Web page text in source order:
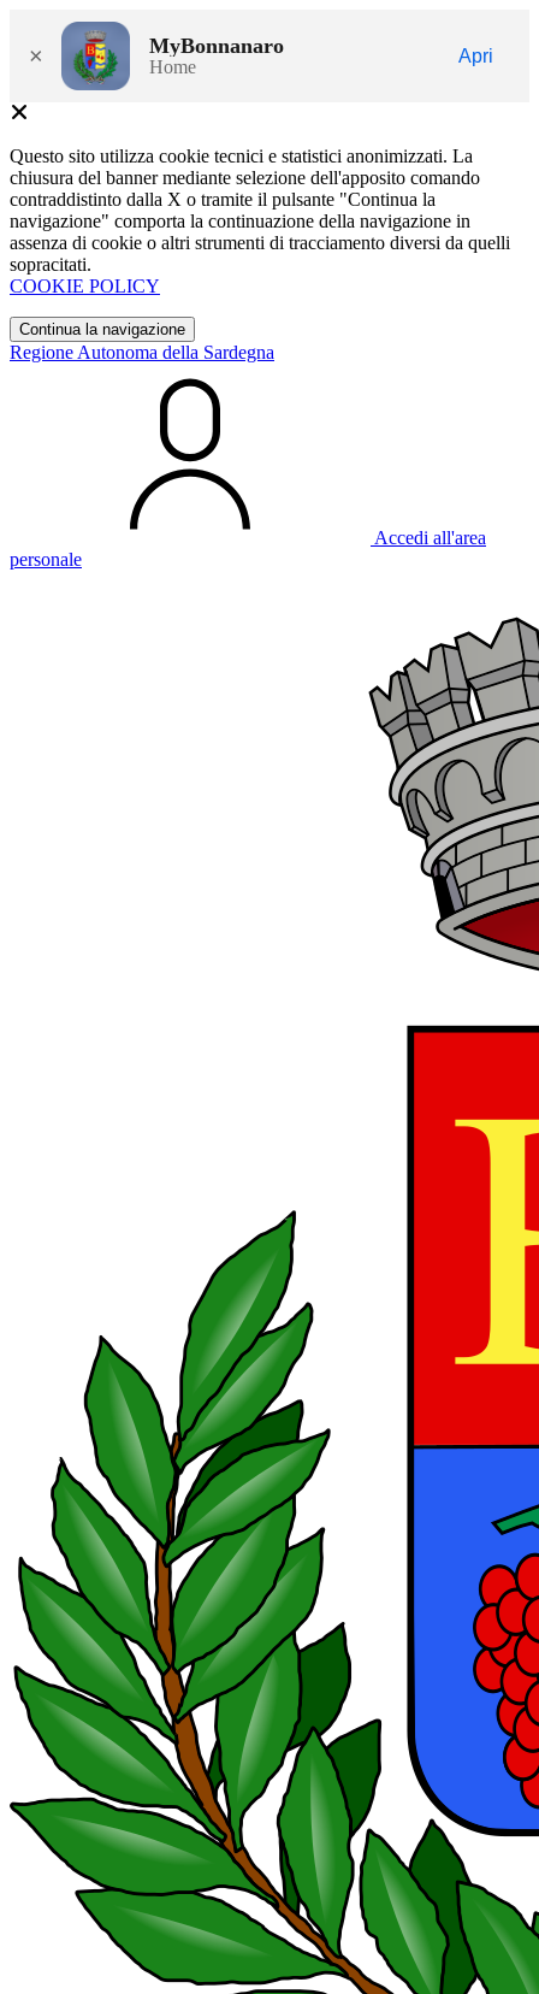
× MyBonnanaro
Home
Apri
Questo sito utilizza cookie tecnici e statistici anonimizzati. La
chiusura del banner mediante selezione dell'apposito comando
contraddistinto dalla X o tramite il pulsante "Continua la
navigazione" comporta la continuazione della navigazione in
assenza di cookie o altri strumenti di tracciamento diversi da quelli
sopracitati.
COOKIE POLICY
Continua la navigazione
Regione Autonoma della Sardegna
Accedi all'area
personale